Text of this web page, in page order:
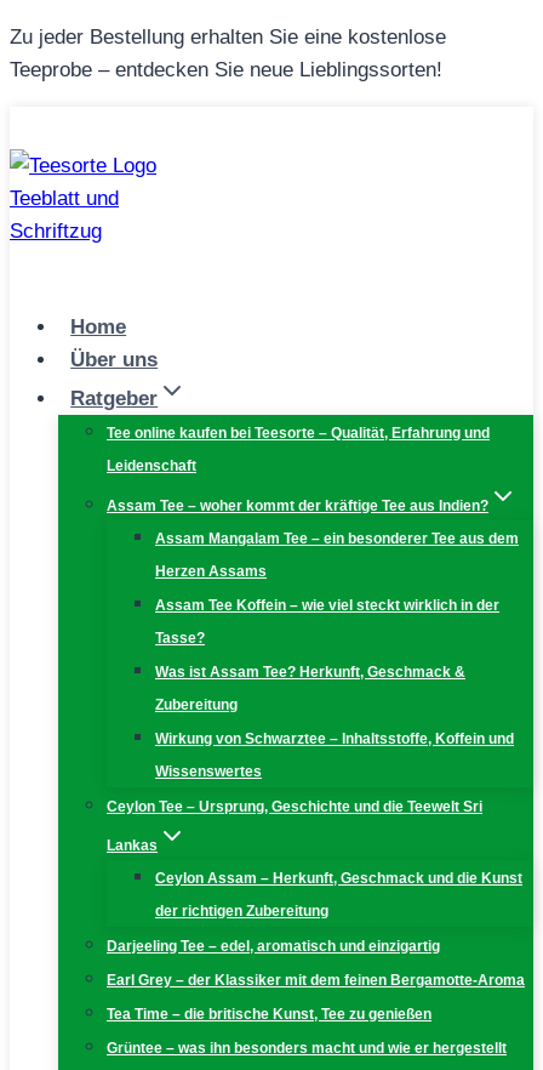
Zum
Inhalt
Zu jeder Bestellung erhalten Sie eine kostenlose
Teeprobe – entdecken Sie neue Lieblingssorten!
Home
Über uns
Ratgeber
Tee online kaufen bei Teesorte – Qualität, Erfahrung und
Leidenschaft
Assam Tee – woher kommt der kräftige Tee aus Indien?
Assam Mangalam Tee – ein besonderer Tee aus dem
Herzen Assams
Assam Tee Koffein – wie viel steckt wirklich in der
Tasse?
Was ist Assam Tee? Herkunft, Geschmack &
Zubereitung
Wirkung von Schwarztee – Inhaltsstoffe, Koffein und
Wissenswertes
Ceylon Tee – Ursprung, Geschichte und die Teewelt Sri
Lankas
Ceylon Assam – Herkunft, Geschmack und die Kunst
der richtigen Zubereitung
Darjeeling Tee – edel, aromatisch und einzigartig
Earl Grey – der Klassiker mit dem feinen Bergamotte-Aroma
Tea Time – die britische Kunst, Tee zu genießen
Grüntee – was ihn besonders macht und wie er hergestellt